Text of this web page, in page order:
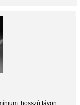
hosszú távon